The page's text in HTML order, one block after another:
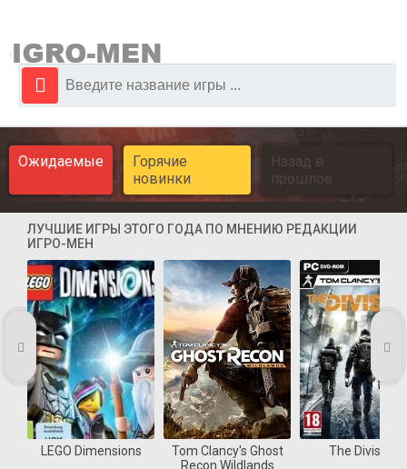
Ожидаемые
Горячие
новинки
Назад в
прошлое
ЛУЧШИЕ ИГРЫ ЭТОГО ГОДА ПО МНЕНИЮ РЕДАКЦИИ
ИГРО-МЕН
LEGO Dimensions
Tom Clancy's Ghost
Recon Wildlands
The Division